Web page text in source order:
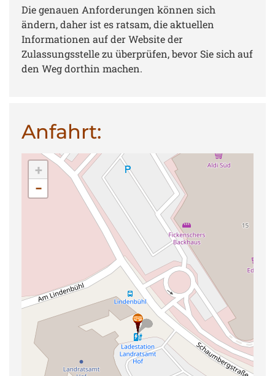
Die genauen Anforderungen können sich
ändern, daher ist es ratsam, die aktuellen
Informationen auf der Website der
Zulassungsstelle zu überprüfen, bevor Sie sich auf
den Weg dorthin machen.
Anfahrt:
+
−